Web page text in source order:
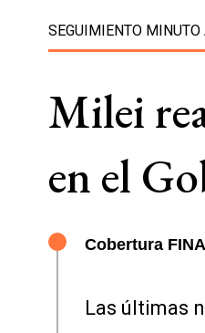
SEGUIMIENTO
Milei
en el
Cobertura
Las últimas